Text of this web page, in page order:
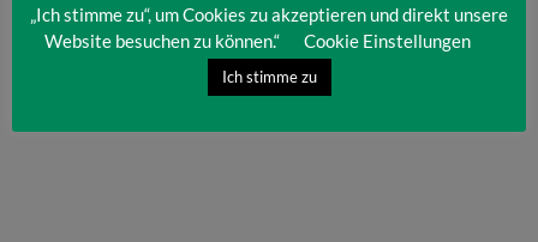
„Ich stimme zu“, um Cookies zu akzeptieren und direkt unsere
Website besuchen zu können.“
Cookie Einstellungen
Ich stimme zu